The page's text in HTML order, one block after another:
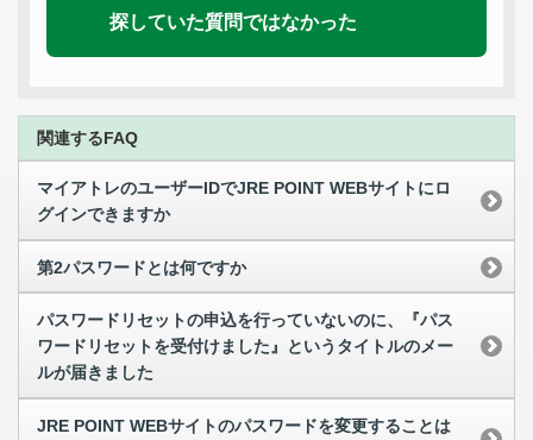
探していた質問ではなかった
関連するFAQ
マイアトレのユーザーIDでJRE POINT WEBサイトにロ
グインできますか
第2パスワードとは何ですか
パスワードリセットの申込を行っていないのに、『パス
ワードリセットを受付けました』というタイトルのメー
ルが届きました
JRE POINT WEBサイトのパスワードを変更することは